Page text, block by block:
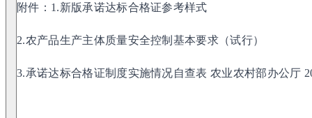
附件：1.新版承诺达标合格证参考样式
2.农产品生产主体质量安全控制基本要求（试行）
3.承诺达标合格证制度实施情况自查表 农业农村部办公厅